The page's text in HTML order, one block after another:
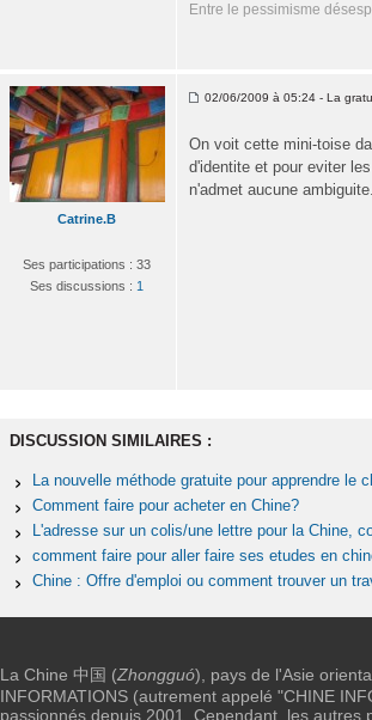
Entre le pessimisme
Catrine.B
Ses participations : 33
Ses discussions : 1
02/06/2009 à 05:24 - La
On voit cette mini-toise
d'identite et pour eviter
n'admet aucune ambiguite.
DISCUSSION SIMILAIRES :
La nouvelle méthode gratuite pour apprendre le
Comment faire pour acheter en Chine?
L'adresse sur un colis/une lettre pour la Chine,
comment faire pour aller faire ses etudes en
Chine : Offre d'emploi ou comment trouver un
La Chine 中国 (Zhongguó), pays de l'Asie
INFORMATIONS (autrement appelé "CHINE
passionnés depuis 2001. Cependant, les